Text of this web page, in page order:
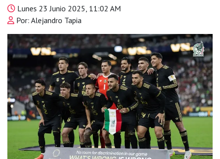
Lunes 23 Junio 2025, 11:02 AM
Por: Alejandro Tapia